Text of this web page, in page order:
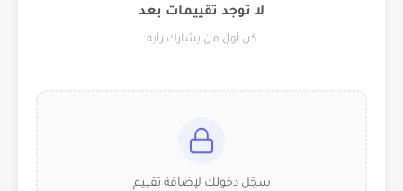
لا توجد تقييمات بعد
كن أول من يشارك رأيه
سجّل دخولك لإضافة تقييم